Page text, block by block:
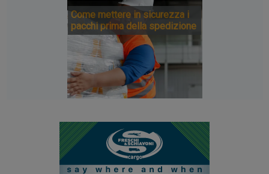
Come mettere in sicurezza i
pacchi prima della spedizione